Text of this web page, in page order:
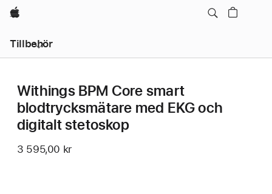
Apple
Tillbehör
navigering
–
menyWithings BPM Core smart
blodtrycksmätare med EKG och
digitalt stetoskop
3 595,00 kr